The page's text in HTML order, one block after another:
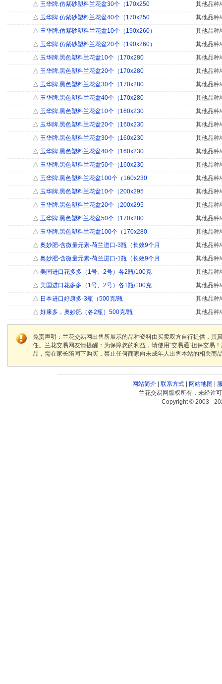
△ 玉华牌.仿紫砂塑料兰花盆30个（170x250
其他品种
△ 玉华牌.仿紫砂塑料兰花盆40个（170x250
其他品种
△ 玉华牌.仿紫砂塑料兰花盆10个（190x260）
其他品种
△ 玉华牌.仿紫砂塑料兰花盆20个（190x260）
其他品种
△ 玉华牌.黑色塑料兰花盆10个（170x280
其他品种
△ 玉华牌.黑色塑料兰花盆20个（170x280
其他品种
△ 玉华牌.黑色塑料兰花盆30个（170x280
其他品种
△ 玉华牌.黑色塑料兰花盆40个（170x280
其他品种
△ 玉华牌.黑色塑料兰花盆10个（160x230
其他品种
△ 玉华牌.黑色塑料兰花盆20个（160x230
其他品种
△ 玉华牌.黑色塑料兰花盆30个（160x230
其他品种
△ 玉华牌.黑色塑料兰花盆40个（160x230
其他品种
△ 玉华牌.黑色塑料兰花盆50个（160x230
其他品种
△ 玉华牌.黑色塑料兰花盆100个（160x230
其他品种
△ 玉华牌.黑色塑料兰花盆10个（200x295
其他品种
△ 玉华牌.黑色塑料兰花盆20个（200x295
其他品种
△ 玉华牌.黑色塑料兰花盆50个（170x280
其他品种
△ 玉华牌.黑色塑料兰花盆100个（170x280
其他品种
△ 奥妙肥-含微量元素-荷兰进口-3瓶（长效9个月
其他品种
△ 奥妙肥-含微量元素-荷兰进口-1瓶（长效9个月
其他品种
△ 美国进口花多多（1号、2号）各2瓶/100克
其他品种
△ 美国进口花多多（1号、2号）各1瓶/100克
其他品种
△ 日本进口好康多-3瓶（500克/瓶
其他品种
△ 好康多，奥妙肥（各2瓶）500克/瓶 其他品种
免责声明：兰花交易网出售所展示的品种资料由买卖双方自行提供，
任。兰花交易网友情提醒：为保障您的利益，请使用“交易通”担保交
品，需在家长陪同下购买，禁止任何商家向未成年人出售本站的相关商
网站简介| 联系方式| 网站地图
兰花交易网版权所有，未经许
Copyright © 2003 -